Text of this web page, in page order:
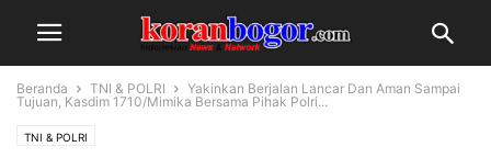
Beranda TNI & POLRI
Yakinkan Berjalan Lancar Dan Aman Sampai
Tujuan, Kasdim 1710/Mimika Bersama Pihak Polri...
TNI & POLRI